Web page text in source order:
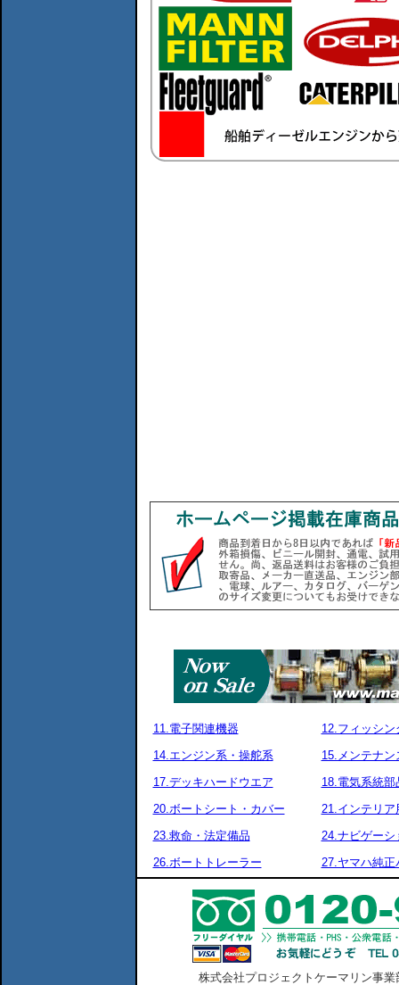
11.電子関連機器
12.フィッシン
14.エンジン系・操舵系
15.メンテナン
17.デッキハードウエア
18.電気系統部
20.ボートシート・カバー
21.インテリア
23.救命・法定備品
24.ナビゲーシ
26.ボートトレーラー
27.ヤマハ純正
株式会社プロジェクトケーマリン事